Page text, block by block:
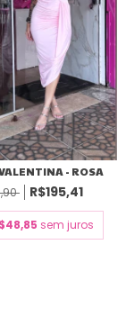
- ROSA
R$195,41
sem juros